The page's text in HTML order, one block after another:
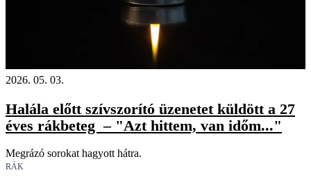
2026. 05. 03.
Halála előtt szívszorító üzenetet küldött a 27
éves rákbeteg – "Azt hittem, van időm..."
Megrázó sorokat hagyott hátra.
RÁK